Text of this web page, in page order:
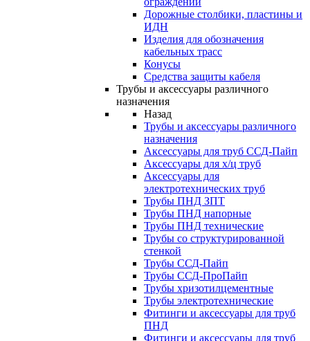
Дорожные столбики, пластины и
ИДН
Изделия для обозначения
кабельных трасс
Конусы
Средства защиты кабеля
Трубы и аксессуары различного
назначения
Назад
Трубы и аксессуары различного
назначения
Аксессуары для труб ССД-Пайп
Аксессуары для х/ц труб
Аксессуары для
электротехнических труб
Трубы ПНД ЗПТ
Трубы ПНД напорные
Трубы ПНД технические
Трубы со структурированной
стенкой
Трубы ССД-Пайп
Трубы ССД-ПроПайп
Трубы хризотилцементные
Трубы электротехнические
Фитинги и аксессуары для труб
ПНД
Фитинги и аксессуары для труб